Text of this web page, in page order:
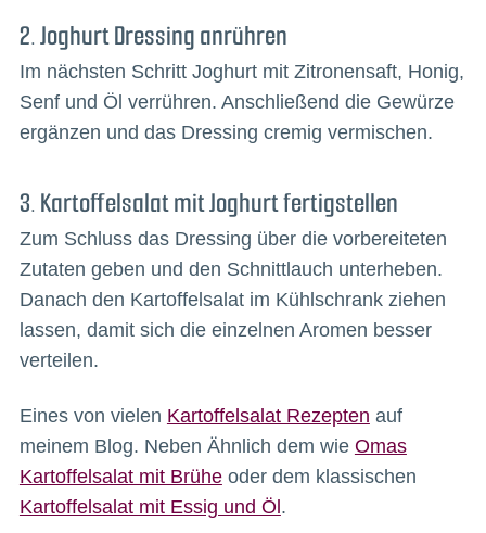
2. Joghurt Dressing anrühren
Im nächsten Schritt Joghurt mit Zitronensaft, Honig,
Senf und Öl verrühren. Anschließend die Gewürze
ergänzen und das Dressing cremig vermischen.
3. Kartoffelsalat mit Joghurt fertigstellen
Zum Schluss das Dressing über die vorbereiteten
Zutaten geben und den Schnittlauch unterheben.
Danach den Kartoffelsalat im Kühlschrank ziehen
lassen, damit sich die einzelnen Aromen besser
verteilen.
Eines von vielen Kartoffelsalat Rezepten auf
meinem Blog. Neben Ähnlich dem wie Omas
Kartoffelsalat mit Brüheoder dem klassischen
Kartoffelsalat mit Essig und Öl.